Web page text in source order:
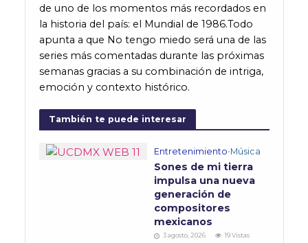
de uno de los momentos más recordados en
la historia del país: el Mundial de 1986.Todo
apunta a que No tengo miedo será una de las
series más comentadas durante las próximas
semanas gracias a su combinación de intriga,
emoción y contexto histórico.
También te puede interesar
Entretenimiento•Música
Sones de mi tierra
impulsa una nueva
generación de
compositores
mexicanos
3 agosto, 2026
19 Vistas